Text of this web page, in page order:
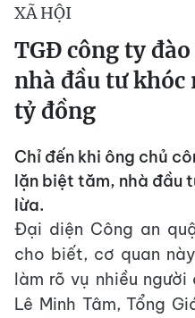
XÃ HỘI
TGĐ công ty
nhà đầu tư khóc
tỷ đồng
Chỉ đến khi ông chủ
lặn biệt tăm, nhà đầu
lừa.
Đại diện Công an
cho biết, cơ quan
làm rõ vụ nhiều
Lê Minh Tâm, Tổng